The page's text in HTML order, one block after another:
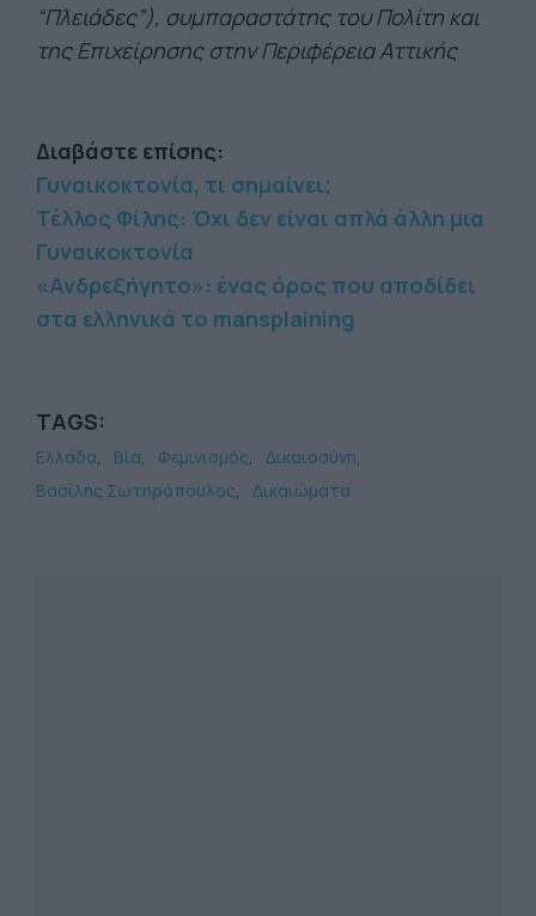
“Πλειάδες”), συμπαραστάτης του Πολίτη και
της Επιχείρησης στην Περιφέρεια Αττικής
Διαβάστε επίσης:
Γυναικοκτονία, τι σημαίνει;
Τέλλος Φίλης: Όχι δεν είναι απλά άλλη μια
Γυναικοκτονία
«Ανδρεξήγητο»: ένας όρος που αποδίδει
στα ελληνικά το mansplaining
TAGS:
Ελλάδα Βία Φεμινισμός
Δικαιοσύνη
Βασίλης Σωτηρόπουλος
Δικαιώματα